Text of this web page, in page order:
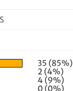
35 (85%)
2 (4%)
4 (9%)
0 (0%)